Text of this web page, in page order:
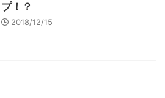
プ！？
2018/12/15